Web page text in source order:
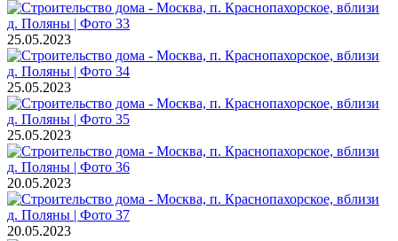
25.05.2023
25.05.2023
25.05.2023
20.05.2023
20.05.2023